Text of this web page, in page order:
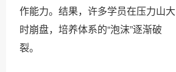
作能力。结果，许多学员在压力山大
时崩盘，培养体系的“泡沫”逐渐破
裂。